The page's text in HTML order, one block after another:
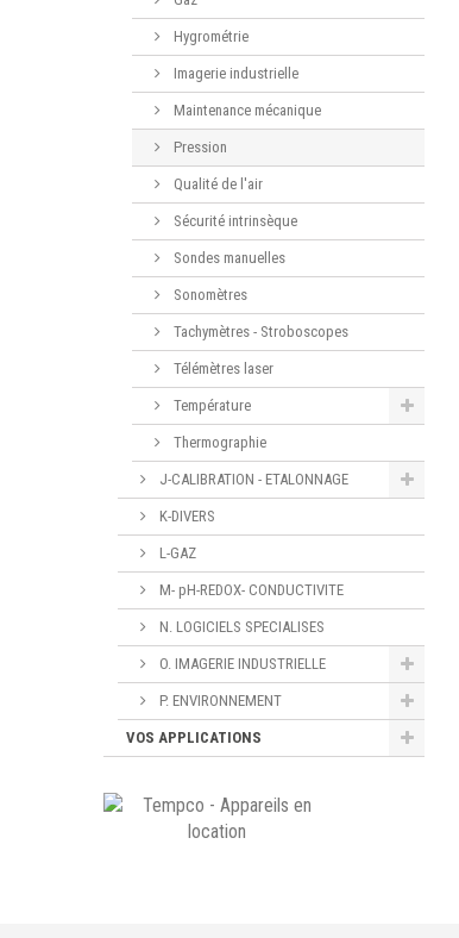
Hygrométrie
Imagerie industrielle
Maintenance mécanique
Pression
Qualité de l'air
Sécurité intrinsèque
Sondes manuelles
Sonomètres
Tachymètres - Stroboscopes
Télémètres laser
Température
Thermographie
J-CALIBRATION - ETALONNAGE
K-DIVERS
L-GAZ
M- pH-REDOX- CONDUCTIVITE
N. LOGICIELS SPECIALISES
O. IMAGERIE INDUSTRIELLE
P. ENVIRONNEMENT
VOS APPLICATIONS